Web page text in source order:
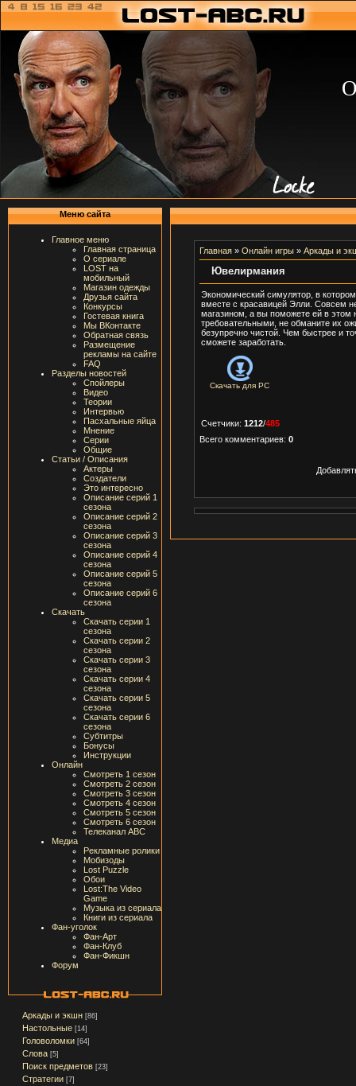
Меню сайта
Главное меню
Главная страница
О сериале
LOST на
мобильный
Магазин одежды
Друзья сайта
Конкурсы
Гостевая книга
Мы ВКонтакте
Обратная связь
Размещение
рекламы на сайте
FAQ
Разделы новостей
Спойлеры
Видео
Теории
Интервью
Пасхальные яйца
Мнение
Серии
Общие
Статьи / Описания
Актеры
Создатели
Это интересно
Описание серий 1
сезона
Описание серий 2
сезона
Описание серий 3
сезона
Описание серий 4
сезона
Описание серий 5
сезона
Описание серий 6
сезона
Скачать
Скачать серии 1
сезона
Скачать серии 2
сезона
Скачать серии 3
сезона
Скачать серии 4
сезона
Скачать серии 5
сезона
Скачать серии 6
сезона
Субтитры
Бонусы
Инструкции
Онлайн
Смотреть 1 сезон
Смотреть 2 сезон
Смотреть 3 сезон
Смотреть 4 сезон
Смотреть 5 сезон
Смотреть 6 сезон
Телеканал ABC
Медиа
Рекламные ролики
Мобизоды
Lost Puzzle
Обои
Lost:The Video
Game
Музыка из сериала
Книги из сериала
Фан-уголок
Фан-Арт
Фан-Клуб
Фан-Фикшн
Форум
Аркады и экшн [86]
Настольные [14]
Головоломки [64]
Слова [5]
Поиск предметов [23]
Стратегии [7]
Главная » Онлайн игры » Аркады и
Ювелирмания
Экономический симулятор, в
вместе с красавицей Элли. Совсем
магазином, а вы поможете ей в этом
требовательными, не обманите их
безупречно чистой. Чем быстрее и
сможете заработать.
Скачать для PC
Счетчики: 1212/485
Всего комментариев: 0